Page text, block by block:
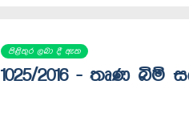
පිළිතුර ලබා දී ඇත
1025/2016 - තෘණ